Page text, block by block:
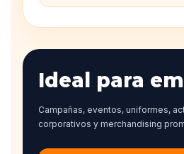
Ideal para
Campañas, eventos, uniformes,
corporativos y merchandising